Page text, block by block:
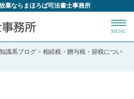
棄ならまほろば司法書士事務所
MENU
識系ブログ > 相続税・贈与税・節税につい